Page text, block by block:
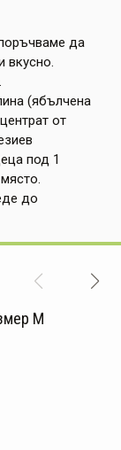
да
вкусно.
(ябълчена
от
под 1
до
M